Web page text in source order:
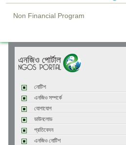
Non Financial Program
নোটিশ
এনজিও সম্পর্কে
যোগাযোগ
ডাউনলোড
প্রতিবেদন
এনজিও নোটিশ